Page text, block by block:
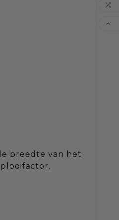
breedte van het

